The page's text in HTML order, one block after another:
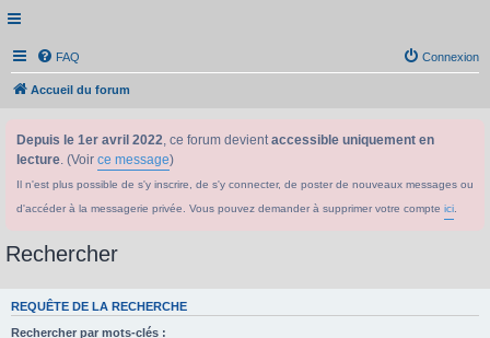
FAQ Connexion
Accueil du forum
Depuis le 1er avril 2022, ce forum devientaccessible uniquement en
lecture. (Voir ce message)
Il n'est plus possible de s'y inscrire, de s'y connecter, de poster de nouveaux messages ou
d'accéder à la messagerie privée. Vous pouvez demander à supprimer votre compte ici
Rechercher
REQUÊTE DE LA RECHERCHE
Rechercher par mots-clés :